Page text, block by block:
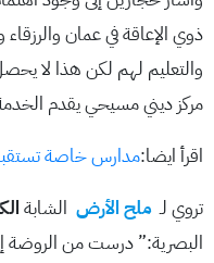
ذوي الإعاقة في عمان
والتعليم لهم لكن هذا لا
مركز ديني مسيحي يقدم
اقرأ ايضا:مدارس خاصة تستقبل
تروي لـ ملح الأرض الشابة
البصرية:” درست من الروضة